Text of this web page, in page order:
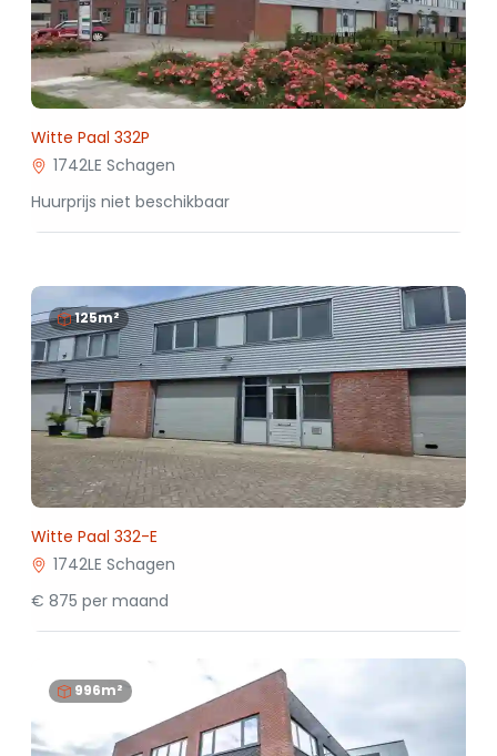
Witte Paal 332P
1742LE Schagen
Huurprijs niet beschikbaar
125m²
Witte Paal 332-E
1742LE Schagen
€ 875 per maand
996m²